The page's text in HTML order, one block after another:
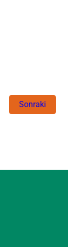
Sonraki